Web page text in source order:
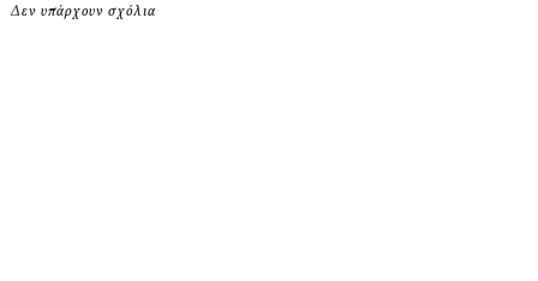
Δεν υπάρχουν σχόλια